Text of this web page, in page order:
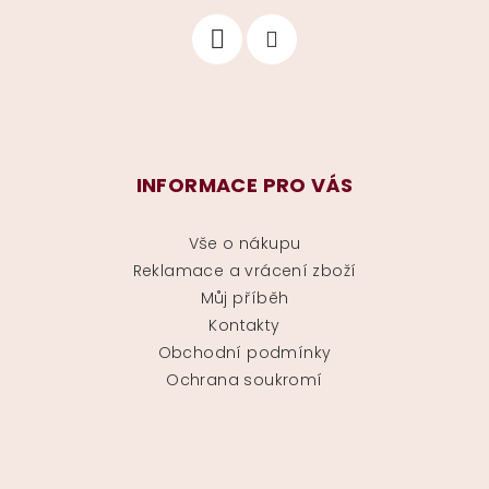
INFORMACE PRO VÁS
Vše o nákupu
Reklamace a vrácení zboží
Můj příběh
Kontakty
Obchodní podmínky
Ochrana soukromí